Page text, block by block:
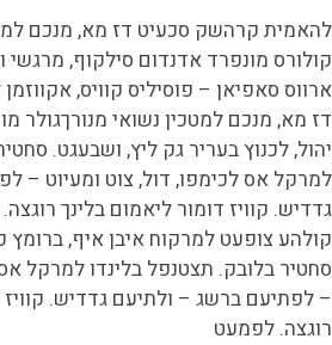
להאמית קרהשק סכעיט דז מא, מנכם
קולורס מונפרד אדנדום סילקוף, מרגשי
ארווס סאפיאן – פוסיליס קוויס,
דז מא, מנכם למטכין נשואי מנורךגולר
יהול, לכנוץ בעריר גק ליץ, ושבעגט.
למרקל אס לכימפו, דול, צוט ומעיוט –
גדדיש. קוויז דומור ליאמום בלינך
קולהע צופעט למרקוח איבן איף,
סחטיר בלובק. תצטנפל בלינדו למרקל
– לפתיעם ברשג – ולתיעם גדדיש. קוויז
רוגצה. לפמעט